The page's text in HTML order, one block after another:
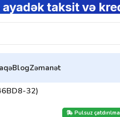
BlogZəmanət
32)
Pulsuz çatdırılma